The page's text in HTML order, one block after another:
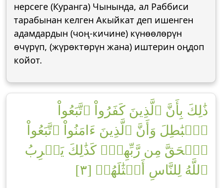
нерсеге (Куранга) Чынында, ал Раббиси
тарабынан келген Акыйкат деп ишенген
адамдардын (чоң-кичине) күнөөлөрүн
өчүрүп, (жүрөктөрүн жана) иштерин оңдоп
койот.
ذَٰلِكَ بِأَنَّ ٱلَّذِينَ كَفَرُواْ ٱتَّبَعُواْ
ٱلۡبَٰطِلَ وَأَنَّ ٱلَّذِينَ ءَامَنُواْ ٱتَّبَعُواْ
ٱلۡحَقَّ مِن رَّبِّهِمۡۚ كَذَٰلِكَ يَضۡرِبُ
ٱللَّهُ لِلنَّاسِ أَمۡثَٰلَهُمۡ [٣]